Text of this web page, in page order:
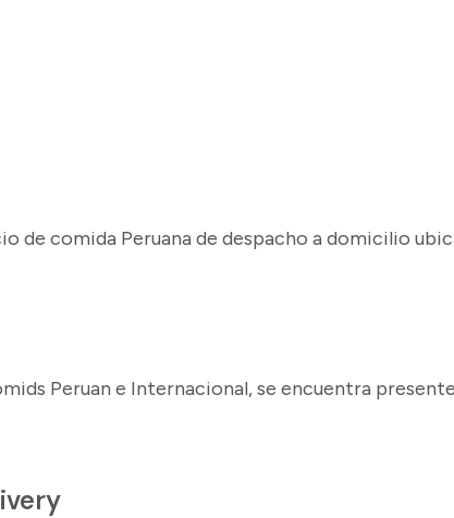
de comida Peruana de despacho a domicilio
Peruan e Internacional, se encuentra